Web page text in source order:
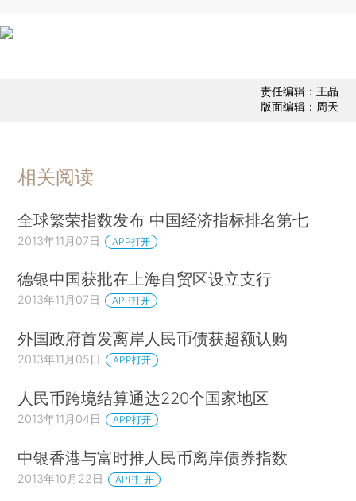
责任编辑：王晶
版面编辑：周天
相关阅读
全球繁荣指数发布 中国经济指标排名第七
2013年11月07日 APP打开
德银中国获批在上海自贸区设立支行
2013年11月07日 APP打开
外国政府首发离岸人民币债获超额认购
2013年11月05日 APP打开
人民币跨境结算通达220个国家地区
2013年11月04日 APP打开
中银香港与富时推人民币离岸债券指数
2013年10月22日 APP打开